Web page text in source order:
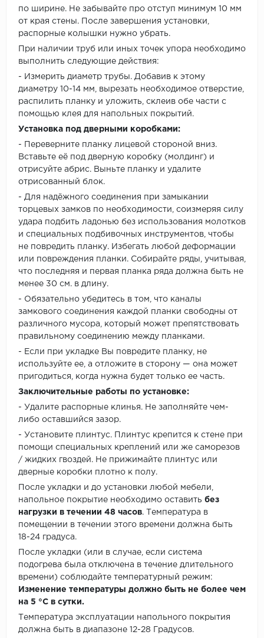
по ширине. Не забывайте про отступ минимум 10 мм
от края стены. После завершения установки,
распорные колышки нужно убрать.
При наличии труб или иных точек упора необходимо
выполнить следующие действия:
- Измерить диаметр трубы. Добавив к этому
диаметру 10-14 мм, вырезать необходимое отверстие,
распилить планку и уложить, склеив обе части с
помощью клея для напольных покрытий.
Установка под дверными коробками:
- Переверните планку лицевой стороной вниз.
Вставьте её под дверную коробку (молдинг) и
отрисуйте абрис. Выньте планку и удалите
отрисованный блок.
- Для надёжного соединения при замыкании
торцевых замков по необходимости, соизмеряя силу
удара подбить ладонью без использования молотков
и специальных подбивочных инструментов, чтобы
не повредить планку. Избегать любой деформации
или повреждения планки. Собирайте ряды, учитывая,
что последняя и первая планка ряда должна быть не
менее 30 см. в длину.
- Обязательно убедитесь в том, что каналы
замкового соединения каждой планки свободны от
различного мусора, который может препятствовать
правильному соединению между планками.
- Если при укладке Вы повредите планку, не
используйте ее, а отложите в сторону — она может
пригодиться, когда нужна будет только ее часть.
Заключительные работы по установке:
- Удалите распорные клинья. Не заполняйте чем-
либо оставшийся зазор.
- Установите плинтус. Плинтус крепится к стене при
помощи специальных креплений или же саморезов
/ жидких гвоздей. Не прижимайте плинтус или
дверные коробки плотно к полу.
После укладки и до установки любой мебели,
напольное покрытие необходимо оставить без
нагрузки в течении 48 часов. Температура в
помещении в течении этого времени должна быть
18-24 градуса.
После укладки (или в случае, если система
подогрева была отключена в течение длительного
времени) соблюдайте температурный режим:
Изменение температуры должно быть не более чем
на 5 °C в сутки.
Температура эксплуатации напольного покрытия
должна быть в диапазоне 12-28 Градусов.